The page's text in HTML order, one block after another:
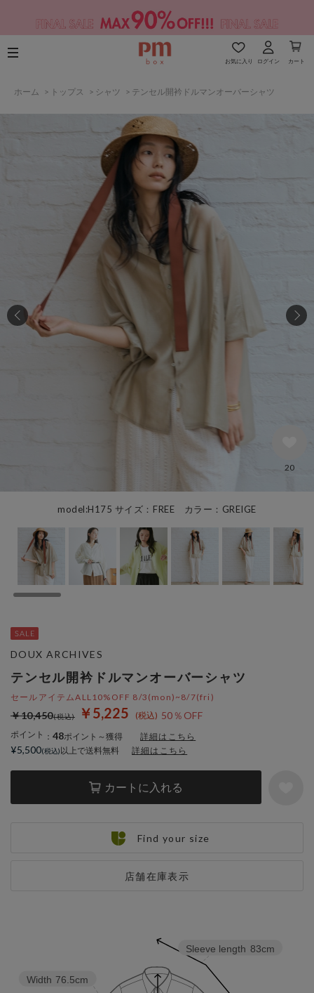
お気に入り ログイン カート
ホーム > トップス > シャツ > テンセル開衿ドルマンオーバーシャツ
model:H175 サイズ：FREE カラー：GREIGE
20
テンセル開衿ドルマンオーバーシャツ
セールアイテムALL10%OFF 8/3(mon)~8/7(fri)
￥5,225 50％OFF
￥10,450
ポイント ： 48ポイント～獲得 詳細はこちら
カートに入れる
店舗在庫表示
DOUX ARCHIVES
¥5,500 以上で送料無料 詳細はこちら
Find your size
Sleeve length 83cm
Width 76.5cm